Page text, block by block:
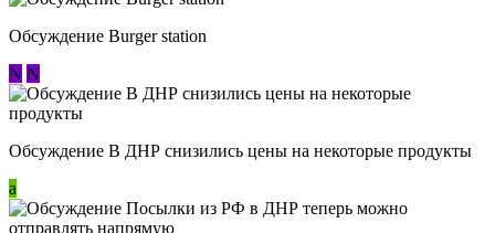
Обсуждение Burger station
N N
Обсуждение В ДНР снизились цены на некоторые продукты
a